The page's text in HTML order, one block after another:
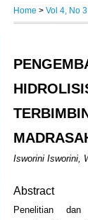
Home >Vol 4, No
Isworini Isworini,
Abstract
Penelitian dan